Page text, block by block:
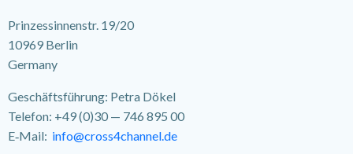
Prinzessinnenstr. 19/20
10969 Berlin
Germany
Geschäftsführung: Petra Dökel
Telefon: +49 (0)30 — 746 895 00
E‑Mail: info@cross4channel.de